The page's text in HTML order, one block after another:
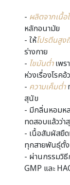
- ผลิตจากเนื้
หลักอนามัย
- ให้โปรตีนสูง
ร่างกาย
- ไขมันต่ำเพร
ห่วงเรื่องโรค
- ความเค็มต่ำ
สุนัข
- มีกลิ่นหอมห
ทดสอบแล้วว่
- เนื้อสัมผัสยืด
ทุกสายพันธุ์ตั้
- ผ่านกรรมวิธี
GMP และ